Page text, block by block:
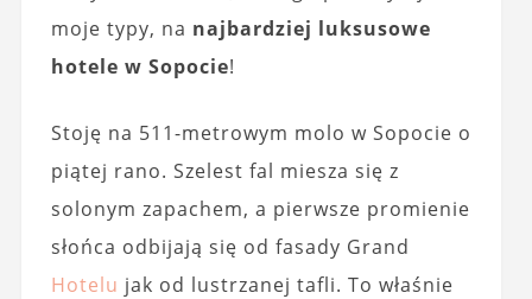
moje typy, na najbardziej luksusowe
hotele w Sopocie!
Stoję na 511-metrowym molo w Sopocie o
piątej rano. Szelest fal miesza się z
solonym zapachem, a pierwsze promienie
słońca odbijają się od fasady Grand
Hotelu jak od lustrzanej tafli. To właśnie